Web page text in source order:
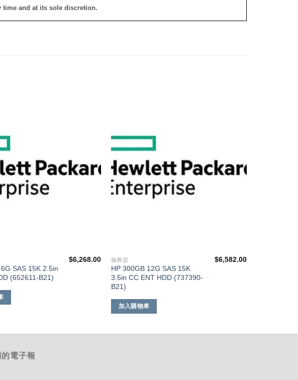
time and at its sole discretion.
SAS 15K 2.5in
(652611-B21)
$6,268.00 服務器
HP 300GB 12G SAS 15K
3.5in CC ENT HDD (737390-
B21)
$6,582.00
加入購物車
電子報